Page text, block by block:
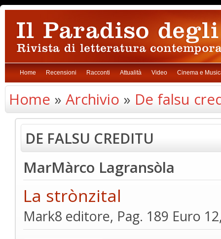
Home Recensioni Racconti Attualità Video Cinema e
Home » Archivio » De falsu
DE FALSU CREDITU
MarMàrco Lagransòla
La strònzital
Mark8 editore, Pag. 189 Euro